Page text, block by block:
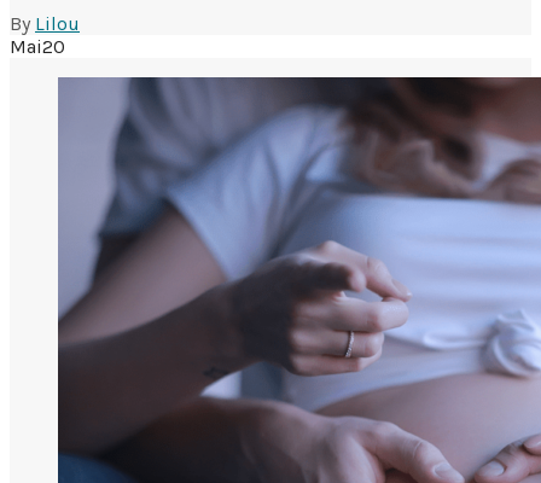
By Lilou
Mai20